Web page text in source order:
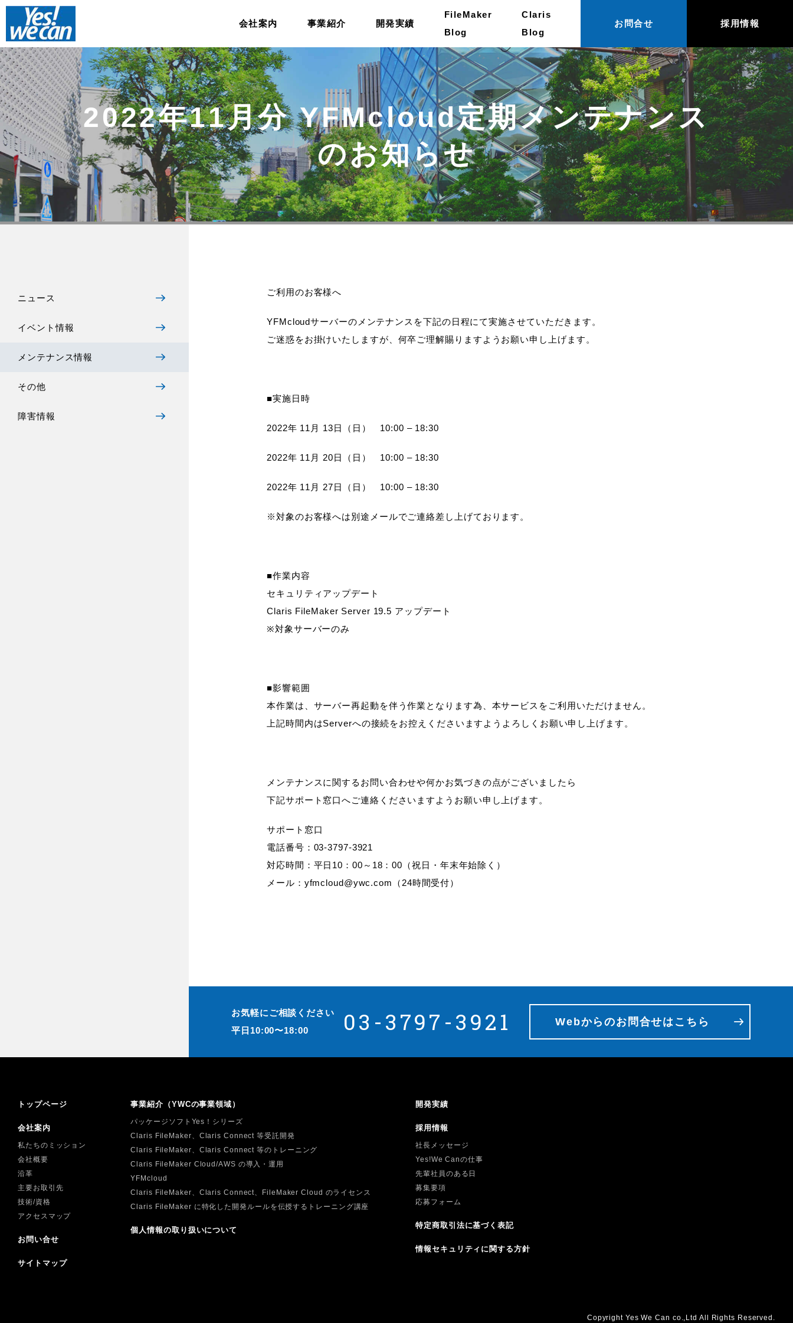
会社案内 事業紹介 開発実績
FileMaker
Blog
Claris
Blog
お問合せ 採用情報
2022年11月分 YFMcloud定期メンテナンス
のお知らせ
ニュース
イベント情報
メンテナンス情報
その他
障害情報
ご利用のお客様へ
YFMcloudサーバーのメンテナンスを下記の日程にて実施させていただきます。
ご迷惑をお掛けいたしますが、何卒ご理解賜りますようお願い申し上げます。
■実施日時
2022年 11月 13日（日） 10:00 – 18:30
2022年 11月 20日（日） 10:00 – 18:30
2022年 11月 27日（日） 10:00 – 18:30
※対象のお客様へは別途メールでご連絡差し上げております。
■作業内容
セキュリティアップデート
Claris FileMaker Server 19.5 アップデート
※対象サーバーのみ
■影響範囲
本作業は、サーバー再起動を伴う作業となります為、本サービスをご利用いただけません。
上記時間内はServerへの接続をお控えくださいますようよろしくお願い申し上げます。
メンテナンスに関するお問い合わせや何かお気づきの点がございましたら
下記サポート窓口へご連絡くださいますようお願い申し上げます。
サポート窓口
電話番号：03-3797-3921
対応時間：平日10：00～18：00（祝日・年末年始除く）
メール：yfmcloud@ywc.com（24時間受付）
お気軽にご相談ください
平日10:00〜18:00
03-3797-3921 Webからのお問合せはこちら
トップページ
会社案内
私たちのミッション
会社概要
沿革
主要お取引先
技術/資格
アクセスマップ
お問い合せ
サイトマップ
事業紹介（YWCの事業領域）
パッケージソフトYes！シリーズ
Claris FileMaker、Claris Connect 等受託開発
Claris FileMaker、Claris Connect 等のトレーニング
Claris FileMaker Cloud/AWS の導入・運用
YFMcloud
Claris FileMaker、Claris Connect、FileMaker Cloud のライセンス
Claris FileMaker に特化した開発ルールを伝授するトレーニング講座
個人情報の取り扱いについて
開発実績
採用情報
社長メッセージ
Yes!We Canの仕事
先輩社員のある日
募集要項
応募フォーム
特定商取引法に基づく表記
情報セキュリティに関する方針
Copyright Yes We Can co.,Ltd All Rights Reserved.